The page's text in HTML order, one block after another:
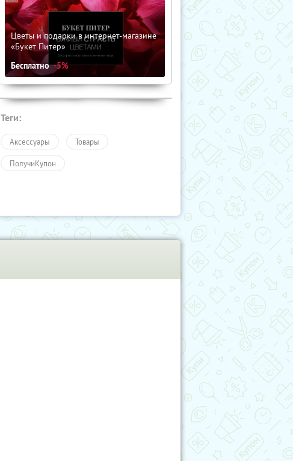
Цветы и подарки в интернет-магазине
«Букет Питер»
Бесплатно -5%
Теги:
Аксессуары Товары
ПолучиКупон